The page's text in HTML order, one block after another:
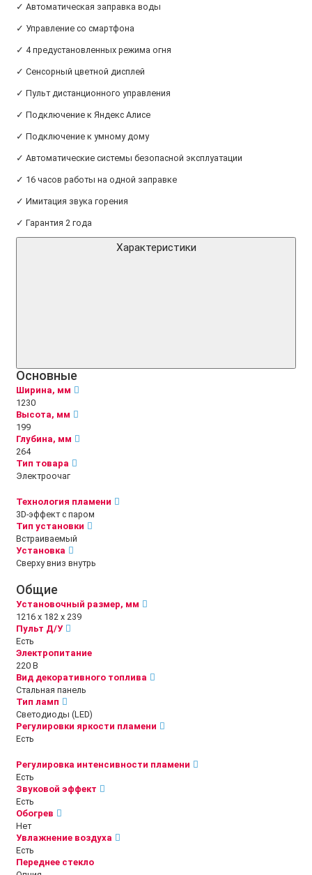
✓ Автоматическая заправка воды
✓ Управление со смартфона
✓ 4 предустановленных режима огня
✓ Сенсорный цветной дисплей
✓ Пульт дистанционного управления
✓ Подключение к Яндекс Алисе
✓ Подключение к умному дому
✓ Автоматические системы безопасной эксплуатации
✓ 16 часов работы на одной заправке
✓ Имитация звука горения
✓ Гарантия 2 года
Характеристики
Основные
Ширина, мм
1230
Высота, мм
199
Глубина, мм
264
Тип товара
Электроочаг
Технология пламени
3D-эффект с паром
Тип установки
Встраиваемый
Установка
Сверху вниз внутрь
Общие
Установочный размер, мм
1216 х 182 х 239
Пульт Д/У
Есть
Электропитание
220 В
Вид декоративного топлива
Стальная панель
Тип ламп
Светодиоды (LED)
Регулировки яркости пламени
Есть
Регулировка интенсивности пламени
Есть
Звуковой эффект
Есть
Обогрев
Нет
Увлажнение воздуха
Есть
Переднее стекло